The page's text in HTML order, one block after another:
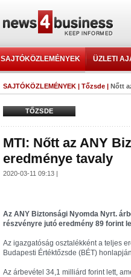
SAJTÓKÖZLEMÉNYEK ÜZLETI
SAJTÓKÖZLEMÉNYEK | Tőzsde | Nőtt
TŐZSDE
MTI: Nőtt az ANY
eredménye tavaly
2020-03-11 09:13 |
Az ANY Biztonsági Nyomda Nyrt.
részvényre jutó eredmény 89 forint
Az igazgatóság osztalékként a teljes
Budapesti Értéktőzsde (BÉT)
Az árbevétel 34,1 milliárd forint lett,